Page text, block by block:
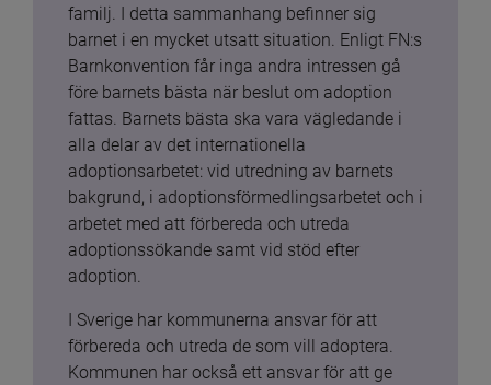
familj. I detta sammanhang befinner sig
barnet i en mycket utsatt situation. Enligt FN:s
Barnkonvention får inga andra intressen gå
före barnets bästa när beslut om adoption
fattas. Barnets bästa ska vara vägledande i
alla delar av det internationella
adoptionsarbetet: vid utredning av barnets
bakgrund, i adoptionsförmedlingsarbetet och i
arbetet med att förbereda och utreda
adoptionssökande samt vid stöd efter
adoption.
I Sverige har kommunerna ansvar för att
förbereda och utreda de som vill adoptera.
Kommunen har också ett ansvar för att ge